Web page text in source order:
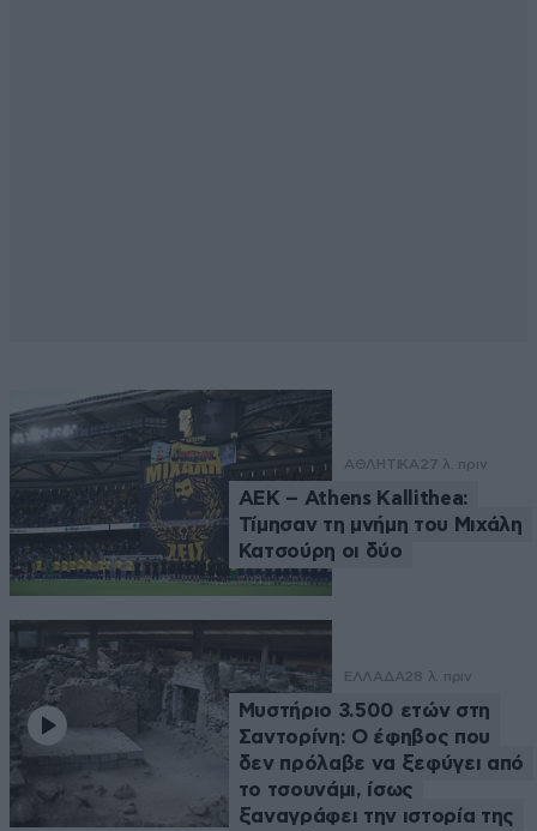
ΑΘΛΗΤΙΚΑ27 λ. πριν
ΑΕΚ – Athens Kallithea:
Τίμησαν τη μνήμη του Μιχάλη
Κατσούρη οι δύο
ΕΛΛΑΔΑ28 λ. πριν
Μυστήριο 3.500 ετών στη
Σαντορίνη: Ο έφηβος που
δεν πρόλαβε να ξεφύγει από
το τσουνάμι, ίσως
ξαναγράφει την ιστορία της